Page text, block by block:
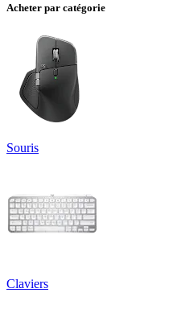
Acheter par catégorie
Souris
Claviers